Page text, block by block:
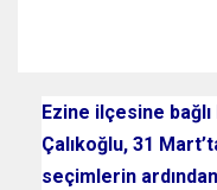
Ezine ilçesine
Çalıkoğlu, 31
seçimlerin